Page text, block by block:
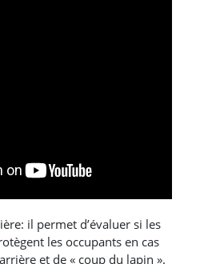
il permet d’évaluer si les
les occupants en cas
et de « coup du lapin ».